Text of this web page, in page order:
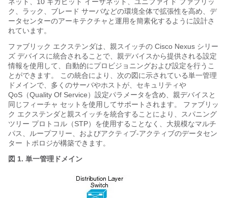
ク、ラック、ブレード サーバなどの環境全体で拡張性を高め、デ
ータセンターのアーキテクチャと運用を簡素化するように設計さ
れています。
ファブリック エクステンダは、親スイッチの Cisco Nexus シリー
ズ デバイスに統合されることで、親デバイスから提供される設定
情報を使用して、自動的にプロビジョニングおよび設定を行うこ
とができます。 この統合により、次の図に示されている単一管理
ドメインで、多くのサーバやホストが、セキュリティや
QoS（Quality Of Service）設定パラメータを含め、親デバイスと
同じフィーチャ セットを使用してサポートされます。 ファブリッ
ク エクステンダと親スイッチを統合することにより、スパニング
ツリー プロトコル（STP）を使用することなく、大規模なマルチ
パス、ループフリー、およびアクティブ-アクティブのデータセン
ター トポロジが構築できます。
図 1. 単一管理ドメイン